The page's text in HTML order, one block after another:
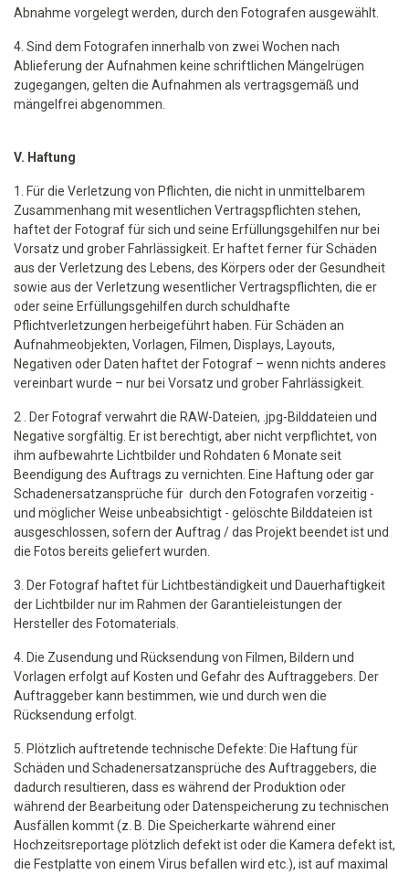
Abnahme vorgelegt werden, durch den Fotografen ausgewählt.
4. Sind dem Fotografen innerhalb von zwei Wochen nach
Ablieferung der Aufnahmen keine schriftlichen Mängelrügen
zugegangen, gelten die Aufnahmen als vertragsgemäß und
mängelfrei abgenommen.
V. Haftung
1. Für die Verletzung von Pflichten, die nicht in unmittelbarem
Zusammenhang mit wesentlichen Vertragspflichten stehen,
haftet der Fotograf für sich und seine Erfüllungsgehilfen nur bei
Vorsatz und grober Fahrlässigkeit. Er haftet ferner für Schäden
aus der Verletzung des Lebens, des Körpers oder der Gesundheit
sowie aus der Verletzung wesentlicher Vertragspflichten, die er
oder seine Erfüllungsgehilfen durch schuldhafte
Pflichtverletzungen herbeigeführt haben. Für Schäden an
Aufnahmeobjekten, Vorlagen, Filmen, Displays, Layouts,
Negativen oder Daten haftet der Fotograf – wenn nichts anderes
vereinbart wurde – nur bei Vorsatz und grober Fahrlässigkeit.
2 . Der Fotograf verwahrt die RAW-Dateien, .jpg-Bilddateien und
Negative sorgfältig. Er ist berechtigt, aber nicht verpflichtet, von
ihm aufbewahrte Lichtbilder und Rohdaten 6 Monate seit
Beendigung des Auftrags zu vernichten. Eine Haftung oder gar
Schadenersatzansprüche für durch den Fotografen vorzeitig -
und möglicher Weise unbeabsichtigt - gelöschte Bilddateien ist
ausgeschlossen, sofern der Auftrag / das Projekt beendet ist und
die Fotos bereits geliefert wurden.
3. Der Fotograf haftet für Lichtbeständigkeit und Dauerhaftigkeit
der Lichtbilder nur im Rahmen der Garantieleistungen der
Hersteller des Fotomaterials.
4. Die Zusendung und Rücksendung von Filmen, Bildern und
Vorlagen erfolgt auf Kosten und Gefahr des Auftraggebers. Der
Auftraggeber kann bestimmen, wie und durch wen die
Rücksendung erfolgt.
5. Plötzlich auftretende technische Defekte: Die Haftung für
Schäden und Schadenersatzansprüche des Auftraggebers, die
dadurch resultieren, dass es während der Produktion oder
während der Bearbeitung oder Datenspeicherung zu technischen
Ausfällen kommt (z. B. Die Speicherkarte während einer
Hochzeitsreportage plötzlich defekt ist oder die Kamera defekt ist,
die Festplatte von einem Virus befallen wird etc.), ist auf maximal